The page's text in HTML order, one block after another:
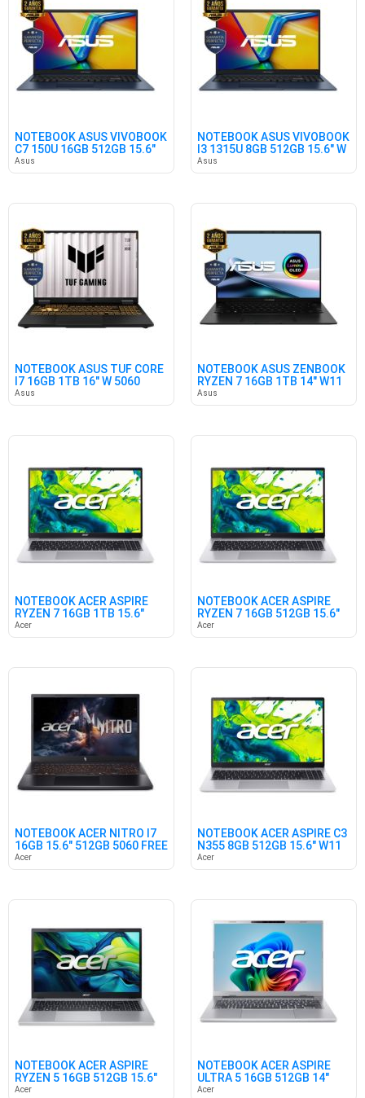
NOTEBOOK ASUS VIVOBOOK
C7 150U 16GB 512GB 15.6"
FR
Asus
NOTEBOOK ASUS VIVOBOOK
I3 1315U 8GB 512GB 15.6" W
Asus
NOTEBOOK ASUS TUF CORE
I7 16GB 1TB 16" W 5060
Asus
NOTEBOOK ASUS ZENBOOK
RYZEN 7 16GB 1TB 14" W11
Asus
NOTEBOOK ACER ASPIRE
RYZEN 7 16GB 1TB 15.6"
W11
Acer
NOTEBOOK ACER ASPIRE
RYZEN 7 16GB 512GB 15.6"
W11
Acer
NOTEBOOK ACER NITRO I7
16GB 15.6" 512GB 5060 FREE
Acer
NOTEBOOK ACER ASPIRE C3
N355 8GB 512GB 15.6" W11
Acer
NOTEBOOK ACER ASPIRE
RYZEN 5 16GB 512GB 15.6"
FREE
Acer
NOTEBOOK ACER ASPIRE
ULTRA 5 16GB 512GB 14"
W11
Acer